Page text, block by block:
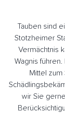
Tauben sind
Stotzheimer
Vermächtnis
Wagnis
Mittel zum
wir Sie